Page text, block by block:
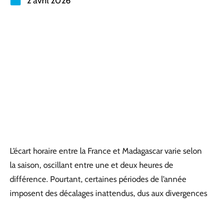
L’écart horaire entre la France et Madagascar varie selon
la saison, oscillant entre une et deux heures de
différence. Pourtant, certaines périodes de l’année
imposent des décalages inattendus, dus aux divergences